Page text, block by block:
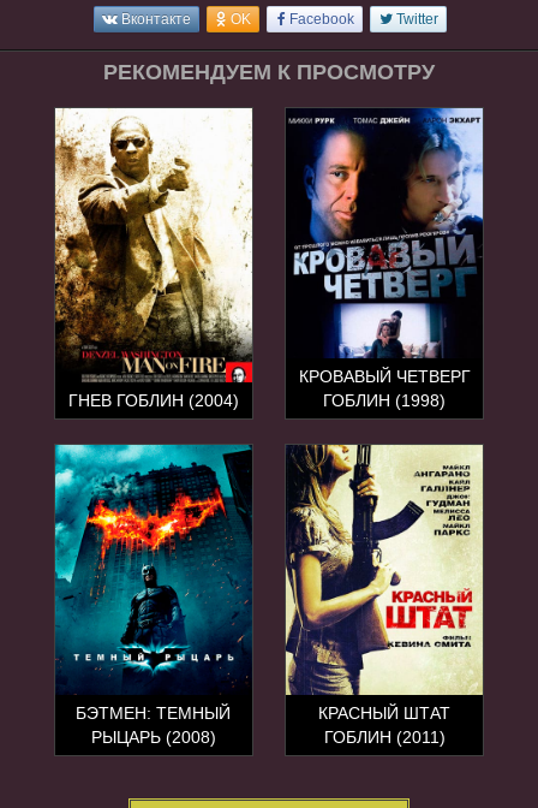
Вконтакте OK Facebook Twitter
РЕКОМЕНДУЕМ К ПРОСМОТРУ
ГНЕВ ГОБЛИН (2004)
КРОВАВЫЙ ЧЕТВЕРГ
ГОБЛИН (1998)
БЭТМЕН: ТЕМНЫЙ
РЫЦАРЬ (2008)
КРАСНЫЙ ШТАТ
ГОБЛИН (2011)